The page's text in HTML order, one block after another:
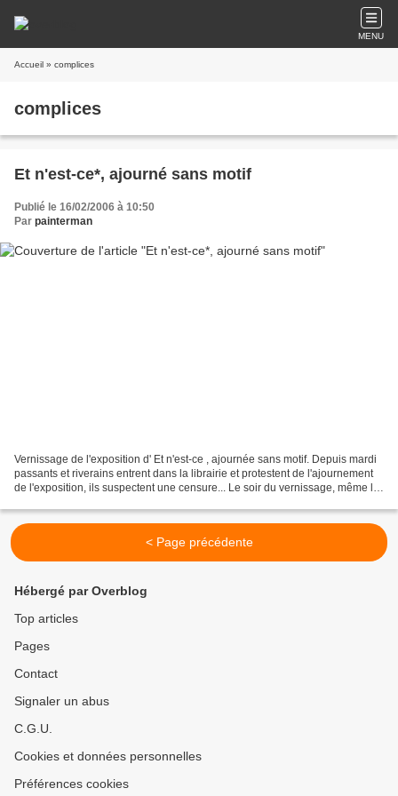
MENU
Accueil » complices
complices
Et n'est-ce*, ajourné sans motif
Publié le 16/02/2006 à 10:50
Par painterman
Vernissage de l'exposition d' Et n'est-ce , ajournée sans motif. Depuis mardi
passants et riverains entrent dans la librairie et protestent de l'ajournement
de l'exposition, ils suspectent une censure... Le soir du vernissage, même le
< Page précédente
Hébergé par Overblog
Top articles
Pages
Contact
Signaler un abus
C.G.U.
Cookies et données personnelles
Préférences cookies